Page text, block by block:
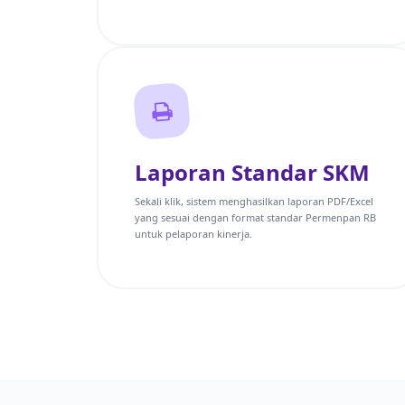
Laporan Standar SKM
Sekali klik, sistem menghasilkan laporan PDF/Excel
yang sesuai dengan format standar Permenpan RB
untuk pelaporan kinerja.